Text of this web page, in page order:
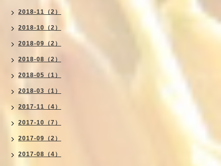
2018-11（2）
2018-10（2）
2018-09（2）
2018-08（2）
2018-05（1）
2018-03（1）
2017-11（4）
2017-10（7）
2017-09（2）
2017-08（4）